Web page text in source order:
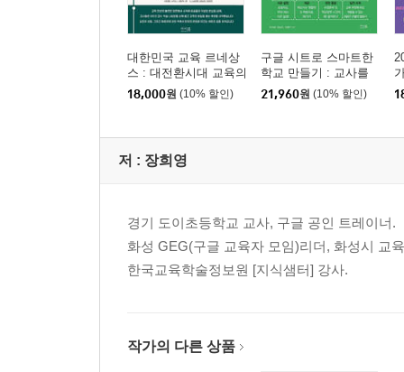
나. 서논술형 평가의 인지적 토대: 고차원적 사고의
다. 서논술형 평가의 유형별 특징과 기능
라. 서논술형 평가 문항의 구성 요소
마. 서논술형 평가의 질을 결정하는 세 가지 요소
나. 총괄평가(Summative Assessment)
03 피드백: 학습을 성장으로 이끄는 열쇠
가. 성공적인 서논술형 평가를 위한 조건, 피드백
나. 서논술형 평가를 위한 수업-피드백 설계와 운영
대한민국 교육 르네상
스 : 대전환시대 교육의
본질을 탐하다
18,000원 (10% 할인)
구글 시트로 스마트한
학교 만들기 : 교사를
위한 스프레드시트 활
용 가이드
21,960원 (10% 할인)
(
저 : 장희영
경기 도이초등학교 교사, 구글 공인 트레이너.
화성 GEG(구글 교육자 모임)리더, 화성시 교
한국교육학술정보원 [지식샘터] 강사.
작가의 다른 상품